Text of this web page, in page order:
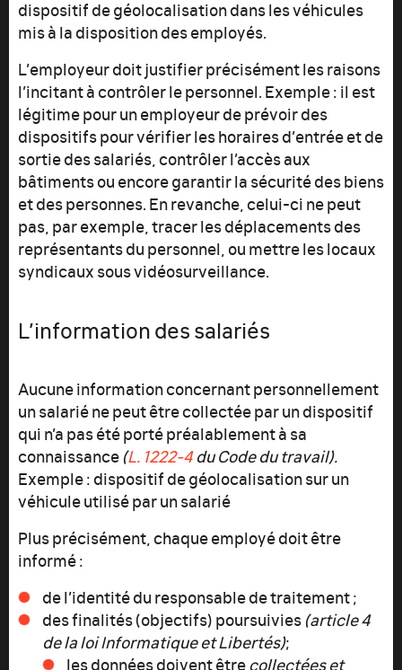
dispositif de géolocalisation dans les véhicules
mis à la disposition des employés.
L’employeur doit justifier précisément les raisons
l’incitant à contrôler le personnel. Exemple : il est
légitime pour un employeur de prévoir des
dispositifs pour vérifier les horaires d’entrée et de
sortie des salariés, contrôler l’accès aux
bâtiments ou encore garantir la sécurité des biens
et des personnes. En revanche, celui-ci ne peut
pas, par exemple, tracer les déplacements des
représentants du personnel, ou mettre les locaux
syndicaux sous vidéosurveillance.
L’information des salariés
Aucune information concernant personnellement
un salarié ne peut être collectée par un dispositif
qui n’a pas été porté préalablement à sa
connaissance(L. 1222-4du Code du travail).
Exemple : dispositif de géolocalisation sur un
véhicule utilisé par un salarié
Plus précisément, chaque employé doit être
informé :
de l’identité du responsable de traitement ;
des finalités (objectifs) poursuivies(article 4
de la loi Informatique et Libertés);
les données doivent êtrecollectées et